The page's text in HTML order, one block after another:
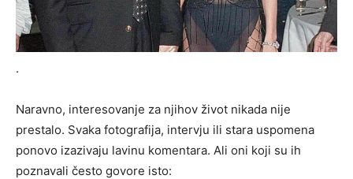
.
Naravno, interesovanje za njihov život nikada nije
prestalo. Svaka fotografija, intervju ili stara uspomena
ponovo izazivaju lavinu komentara. Ali oni koji su ih
poznavali često govore isto: